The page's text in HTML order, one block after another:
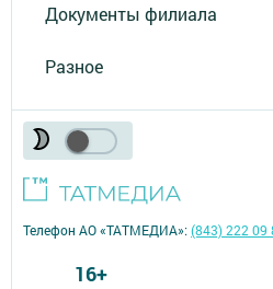
Документы филиала
Разное
Телефон АО «ТАТМЕДИА»:(843) 222 09
16+